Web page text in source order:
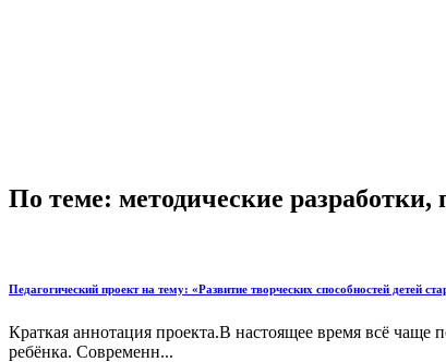
По теме: методические
Педагогический проект на тему: «Развитие творческих способностей детей
Краткая аннотация проекта.В настоящее время всё
ребёнка. Современн...